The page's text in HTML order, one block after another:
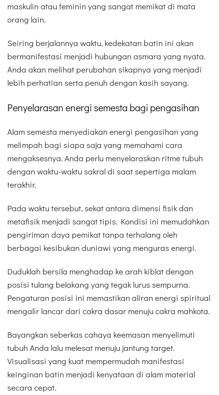
maskulin atau feminin yang sangat memikat di mata
orang lain.
Seiring berjalannya waktu, kedekatan batin ini akan
bermanifestasi menjadi hubungan asmara yang nyata.
Anda akan melihat perubahan sikapnya yang menjadi
lebih perhatian serta penuh dengan kasih sayang.
Penyelarasan energi semesta bagi pengasihan
Alam semesta menyediakan energi pengasihan yang
melimpah bagi siapa saja yang memahami cara
mengaksesnya. Anda perlu menyelaraskan ritme tubuh
dengan waktu-waktu sakral di saat sepertiga malam
terakhir.
Pada waktu tersebut, sekat antara dimensi fisik dan
metafisik menjadi sangat tipis. Kondisi ini memudahkan
pengiriman daya pemikat tanpa terhalang oleh
berbagai kesibukan duniawi yang menguras energi.
Duduklah bersila menghadap ke arah kiblat dengan
posisi tulang belakang yang tegak lurus sempurna.
Pengaturan posisi ini memastikan aliran energi spiritual
mengalir lancar dari cakra dasar menuju cakra mahkota.
Bayangkan seberkas cahaya keemasan menyelimuti
tubuh Anda lalu melesat menuju jantung target.
Visualisasi yang kuat mempermudah manifestasi
keinginan batin menjadi kenyataan di alam material
secara cepat.